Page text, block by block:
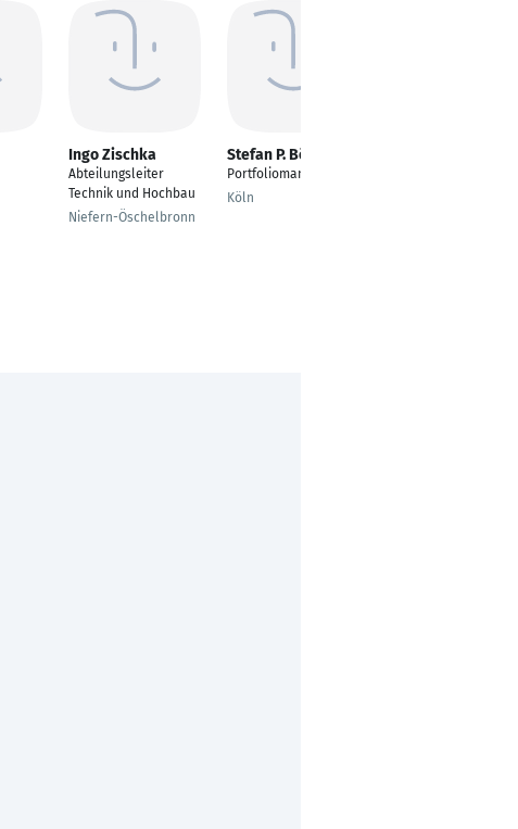
Ingo Zischka
Abteilungsleiter
Technik und Hochbau
Niefern-Öschelbronn
Stefan P. Böffgen
Portfoliomanager
Köln